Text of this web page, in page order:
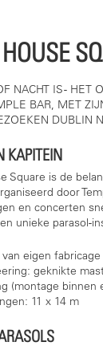
NACHT IS - HET
BAR, MET
DUBLIN
KAPITEIN
Square is de
door
en concerten
unieke parasol-
van eigen fabricage
geknikte
(montage binnen
11 x 14 m